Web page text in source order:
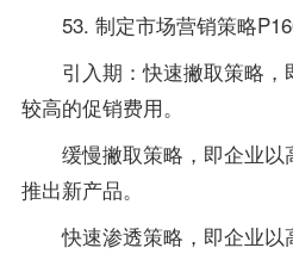
53. 制定市场营销策略
引入期：快速撇取策略，
较高的促销费用。
缓慢撇取策略，即企业以
推出新产品。
快速渗透策略，即企业以